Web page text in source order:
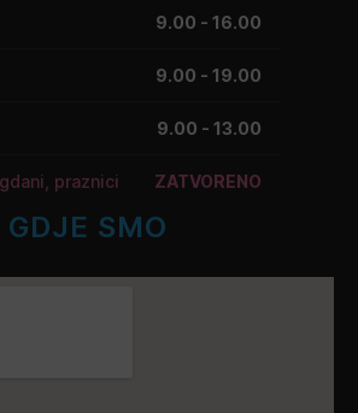
9.00 - 16.00
9.00 - 19.00
9.00 - 13.00
praznici ZATVORENO
GDJE SMO